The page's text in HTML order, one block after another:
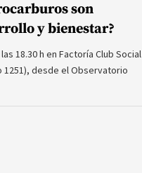
son
y bienestar?
18.30 h en Factoría Club Social
1251), desde el Observatorio